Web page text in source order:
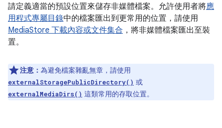
請定義適當的預設位置來儲存非媒體檔案。允許使用者將應
用程式專屬目錄中的檔案匯出到更常用的位置，請使用
MediaStore 下載內容或文件集合 ，將非媒體檔案匯出至裝
置。
注意： 為避免檔案雜亂無章，請使用
externalStoragePublicDirectory() 或
externalMediaDirs() 這類常用的存取位置。